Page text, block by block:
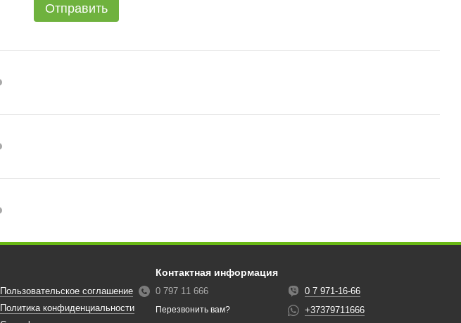
Отправить
Пользовательское соглашение
Политика конфиденциальности
Контактная информация
0 797 11 666
Перезвонить вам?
0 7 971-16-66
+37379711666